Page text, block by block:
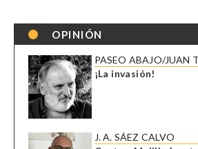
OPINIÓN
PASEO ABAJO/JUAN
¡La invasión!
J. A. SÁEZ CALVO